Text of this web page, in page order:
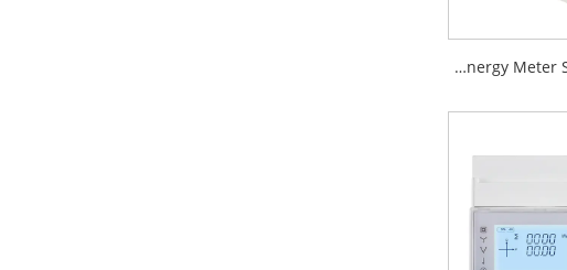
متعدد الوظائف DIN Rail Energy Meter Smart Meter